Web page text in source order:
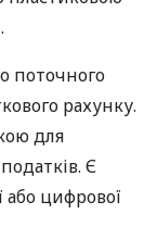
поточного
рахунку.
для
Є
цифрової